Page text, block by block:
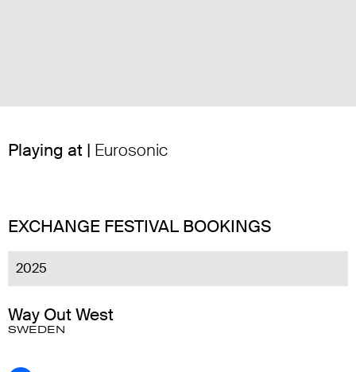
Playing at | Eurosonic
EXCHANGE FESTIVAL BOOKINGS
2025
Way Out West
SWEDEN